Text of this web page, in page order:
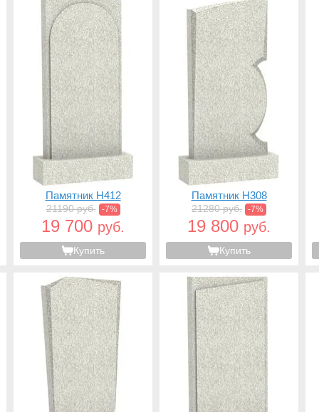
Памятник H412
21190 руб. -7%
19 700 руб.
Купить
Памятник H308
21280 руб. -7%
19 800 руб.
Купить